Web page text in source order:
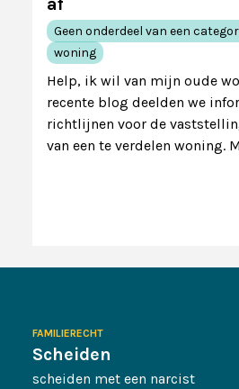
Geen onderdeel van een
woning
Help, ik wil van mijn oude
recente blog deelden we
richtlijnen voor de
van een te verdelen woning.
FAMILIERECHT
Scheiden
scheiden met een narcist